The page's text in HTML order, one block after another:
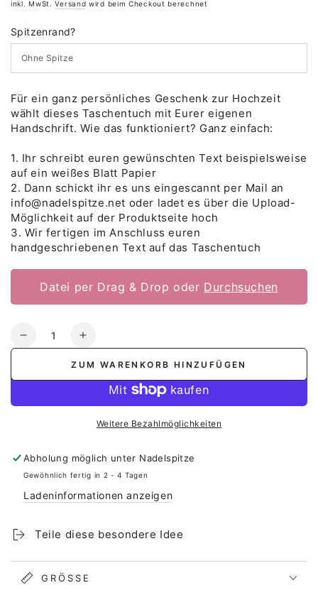
inkl. MwSt.Versand wird beim Checkout berechnet
Spitzenrand?
Für ein ganz persönliches Geschenk zur Hochzeit
wählt dieses Taschentuch mit Eurer eigenen
Handschrift. Wie das funktioniert? Ganz einfach:
1. Ihr schreibt euren gewünschten Text beispielsweise
auf ein weißes Blatt Papier
2. Dann schickt ihr es uns eingescannt per Mail an
info@nadelspitze.net oder ladet es über die Upload-
Möglichkeit auf der Produktseite hoch
3. Wir fertigen im Anschluss euren
handgeschriebenen Text auf das Taschentuch
Datei per Drag & Drop oder Durchsuchen
Anzahl
Verringere
Handschrift
Erhöhe
Menge
Handschrift
ZUM WARENKORB HINZUFÜGEN
Weitere Bezahlmöglichkeiten
Abholung möglich unter Nadelspitze
Gewöhnlich fertig in 2 - 4 Tagen
Ladeninformationen anzeigen
Teile diese besondere Idee
GRÖSSE